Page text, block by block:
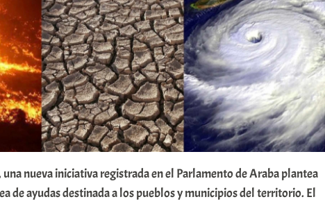
una nueva iniciativa registrada en el Parlamento de Araba plantea
de ayudas destinada a los pueblos y municipios del territorio. El